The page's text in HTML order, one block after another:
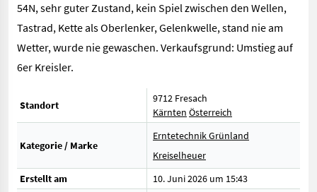
54N, sehr guter Zustand, kein Spiel zwischen den Wellen,
Tastrad, Kette als Oberlenker, Gelenkwelle, stand nie am
Wetter, wurde nie gewaschen. Verkaufsgrund: Umstieg auf
6er Kreisler.
Standort
9712 Fresach
Kärnten Österreich
Kategorie / Marke
Erntetechnik Grünland
Kreiselheuer
Erstellt am
10. Juni 2026 um 15:43